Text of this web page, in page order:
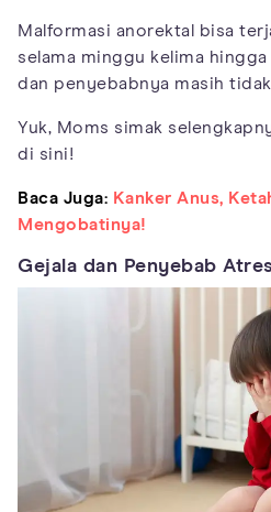
Malformasi anorektal bisa
selama minggu kelima
dan penyebabnya masih
Yuk, Moms simak
di sini!
Baca Juga: Kanker Anus,
Mengobatinya!
Gejala dan Penyebab